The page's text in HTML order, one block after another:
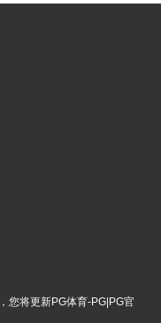
您将更新PG体育-PG|PG官